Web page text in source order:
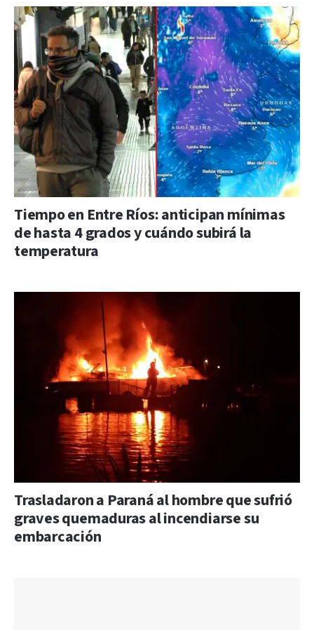
Tiempo en Entre Ríos: anticipan mínimas
de hasta 4 grados y cuándo subirá la
temperatura
Trasladaron a Paraná al hombre que sufrió
graves quemaduras al incendiarse su
embarcación